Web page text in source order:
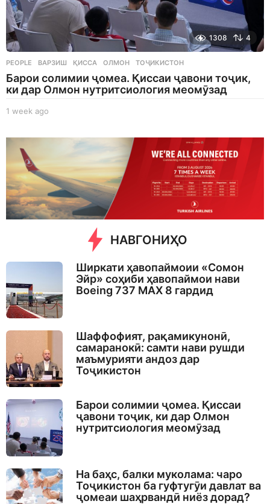
1308 4
PEOPLE ВАРЗИШ ,ҚИССА ,ОЛМОН ,ТОҶИКИСТОН
Барои солимии ҷомеа. Қиссаи ҷавони тоҷик,
ки дар Олмон нутритсиология меомӯзад
1 week ago
g
o
НАВГОНИҲО
Ширкати ҳавопаймоии «Сомон
Эйр» соҳиби ҳавопаймои нави
Boeing 737 MAX 8 гардид
Шаффофият, рақамикунонӣ,
самаранокӣ: самти нави рушди
маъмурияти андоз дар
Тоҷикистон
Барои солимии ҷомеа. Қиссаи
ҷавони тоҷик, ки дар Олмон
нутритсиология меомӯзад
На баҳс, балки муколама: чаро
Тоҷикистон ба гуфтугӯи давлат ва
ҷомеаи шаҳрвандӣ ниёз дорад?